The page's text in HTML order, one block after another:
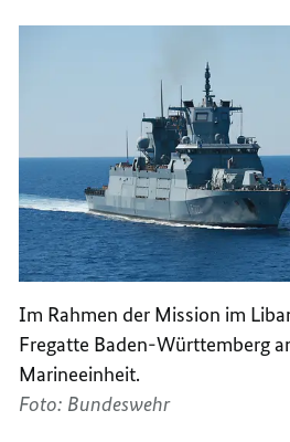
Im Rahmen der Mission im
Fregatte Baden-Württemberg
Marineeinheit.
Foto: Bundeswehr